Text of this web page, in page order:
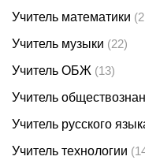
Учитель математики
Учитель музыки (22)
Учитель ОБЖ (13)
Учитель
Учитель русского
Учитель технологии